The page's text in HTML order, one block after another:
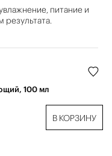
питание и
результата.
100 мл
В КОРЗИНУ